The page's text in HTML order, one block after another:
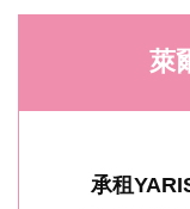
萊
承租